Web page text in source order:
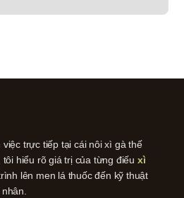
trực tiếp tại cái nôi xì gà thế
hiểu rõ giá trị của từng điếu xì
lên men lá thuốc đến kỹ thuật